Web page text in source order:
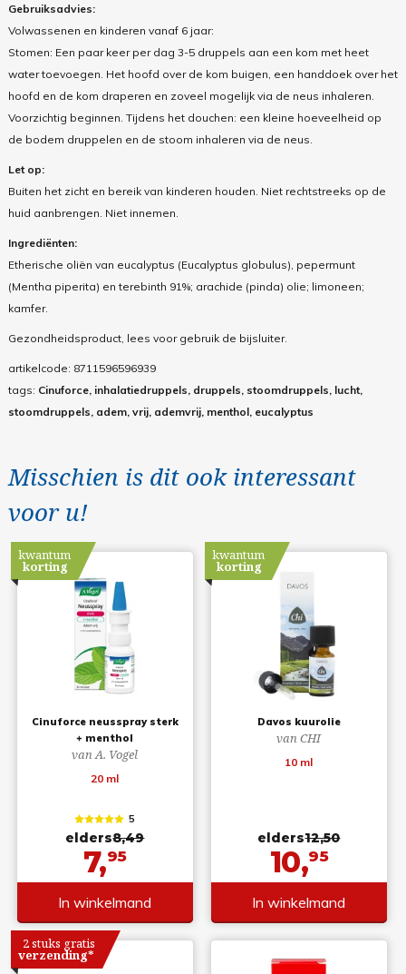
Gebruiksadvies:
Volwassenen en kinderen vanaf 6 jaar:
Stomen: Een paar keer per dag 3-5 druppels aan een kom met heet
water toevoegen. Het hoofd over de kom buigen, een handdoek over het
hoofd en de kom draperen en zoveel mogelijk via de neus inhaleren.
Voorzichtig beginnen. Tijdens het douchen: een kleine hoeveelheid op
de bodem druppelen en de stoom inhaleren via de neus.
Let op:
Buiten het zicht en bereik van kinderen houden. Niet rechtstreeks op de
huid aanbrengen. Niet innemen.
Ingrediënten:
Etherische oliën van eucalyptus (Eucalyptus globulus), pepermunt
(Mentha piperita) en terebinth 91%; arachide (pinda) olie; limoneen;
kamfer.
Gezondheidsproduct, lees voor gebruik de bijsluiter.
artikelcode: 8711596596939
tags: Cinuforce, inhalatiedruppels, druppels, stoomdruppels, lucht,
stoomdruppels, adem, vrij, ademvrij, menthol, eucalyptus
Misschien is dit ook interessant
voor u!
Cinuforce neusspray sterk
+ menthol
van A. Vogel
20 ml
kwantum
korting
5
elders8,49
7,95
In winkelmand
Davos kuurolie
van CHI
10 ml
kwantum
korting
elders12,50
10,95
In winkelmand
2 stuks gratis
verzending*